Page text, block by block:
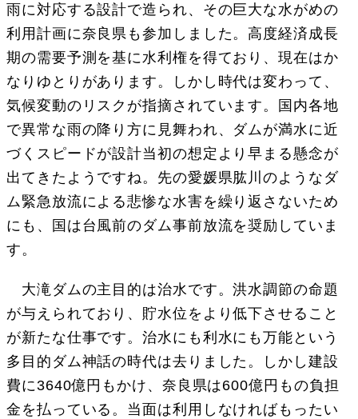
雨に対応する設計で造られ、その巨大な水がめの
利用計画に奈良県も参加しました。高度経済成長
期の需要予測を基に水利権を得ており、現在はか
なりゆとりがあります。しかし時代は変わって、
気候変動のリスクが指摘されています。国内各地
で異常な雨の降り方に見舞われ、ダムが満水に近
づくスピードが設計当初の想定より早まる懸念が
出てきたようですね。先の愛媛県肱川のようなダ
ム緊急放流による悲惨な水害を繰り返さないため
にも、国は台風前のダム事前放流を奨励していま
す。
大滝ダムの主目的は治水です。洪水調節の命題
が与えられており、貯水位をより低下させること
が新たな仕事です。治水にも利水にも万能という
多目的ダム神話の時代は去りました。しかし建設
費に3640億円もかけ、奈良県は600億円もの負担
金を払っている。当面は利用しなければもったい